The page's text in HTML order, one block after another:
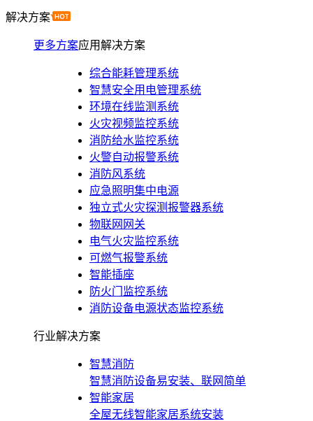
解决方案
更多方案应用解决方案
综合能耗管理系统
智慧安全用电管理系统
环境在线监测系统
火灾视频监控系统
消防给水监控系统
火警自动报警系统
消防风系统
应急照明集中电源
独立式火灾探测报警器系统
物联网网关
电气火灾监控系统
可燃气报警系统
智能插座
防火门监控系统
消防设备电源状态监控系统
行业解决方案
智慧消防
智慧消防设备易安装、联网简单
智能家居
全屋无线智能家居系统安装